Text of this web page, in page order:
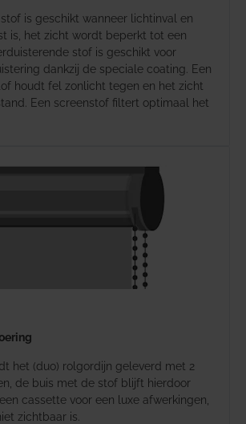
is geschikt wanneer lichtinval en
is, het zicht wordt beperkt tot een
stof is geschikt voor
dankzij de speciale coating. Een
houdt fel zonlicht tegen en het zicht
Een screenstof filtert optimaal het
het (duo) rolgordijn geleverd met 2
de buis met de stof blijft hierdoor
cassette voor een luxe afwerkingen,
zichtbaar is.